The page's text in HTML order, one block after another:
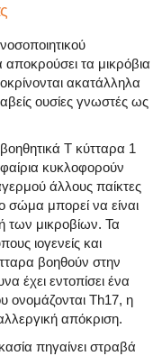
τα μικρόβια
ακατάλληλα
ουσίες γνωστές ως
βοηθητικά Τ κύτταρα 1
κυκλοφορούν
άλλους παίκτες
σώμα μπορεί να είναι
των μικροβίων. Τα
ιογενείς και
βοηθούν στην
έχει εντοπίσει ένα
ονομάζονται Th17, η
απόκριση.
πηγαίνει στραβά